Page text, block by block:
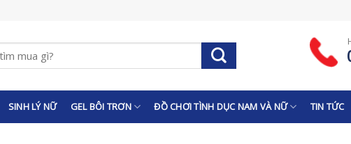
SINH LÝ NỮ GEL BÔI TRƠN ĐỒ CHƠI TÌNH DỤC NAM VÀ NỮ TIN TỨC